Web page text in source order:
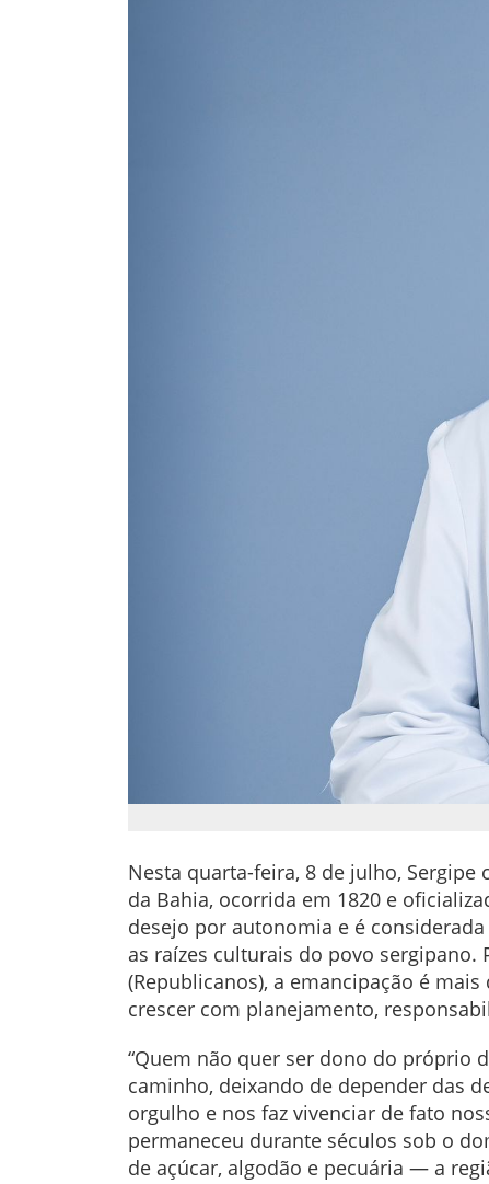
Nesta quarta-feira, 8 de julho,
da Bahia, ocorrida em 1820 e
desejo por autonomia e é
as raízes culturais do povo sergipano.
(Republicanos), a emancipação é
crescer com planejamento,
“Quem não quer ser dono do próprio
caminho, deixando de depender das
orgulho e nos faz vivenciar de fato
permaneceu durante séculos sob o
de açúcar, algodão e pecuária — a